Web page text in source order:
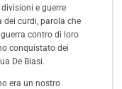
e guerre
curdi, parola che
contro di loro
conquistato dei
De Biasi.
era un nostro